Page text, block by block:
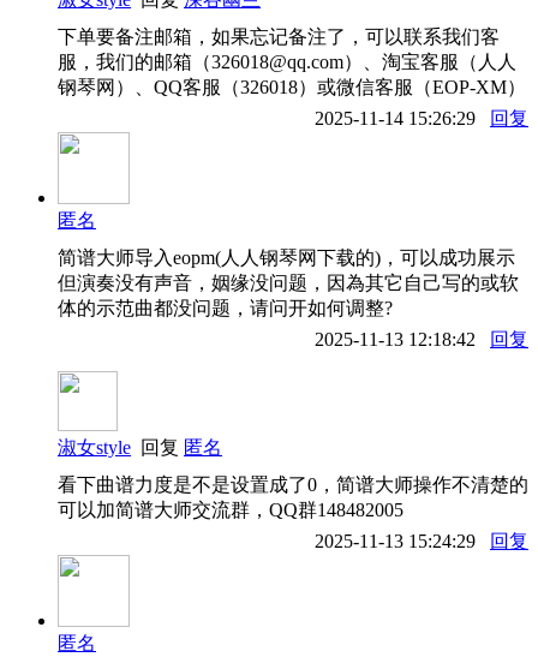
下单要备注邮箱，如果忘记备注了，可以联系我们客
服，我们的邮箱（326018@qq.com）、淘宝客服（人人
钢琴网）、QQ客服（326018）或微信客服（EOP-XM）
2025-11-14 15:26:29
回复
匿名
简谱大师导入eopm(人人钢琴网下载的)，可以成功展示
但演奏没有声音，姻缘没问题，因為其它自己写的或软
体的示范曲都没问题，请问开如何调整?
2025-11-13 12:18:42
回复
淑女style 回复 匿名
看下曲谱力度是不是设置成了0，简谱大师操作不清楚的
可以加简谱大师交流群，QQ群148482005
2025-11-13 15:24:29
回复
匿名